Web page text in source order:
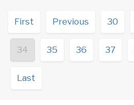
First Previous 30
34 35 36 37
Last